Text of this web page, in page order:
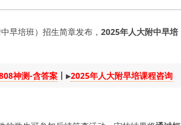
早培班）招生简章发布， 2025年人大附中早培
神测-含答案 丨▶️2025年人大附早培课程咨询